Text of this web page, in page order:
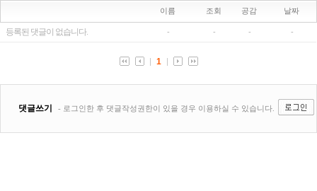
이름 조회 공감 날짜
등록된 댓글이 없습니다. - - - -
1
댓글쓰기 - 로그인한 후 댓글작성권한이 있을 경우 이용하실 수 있습니다.